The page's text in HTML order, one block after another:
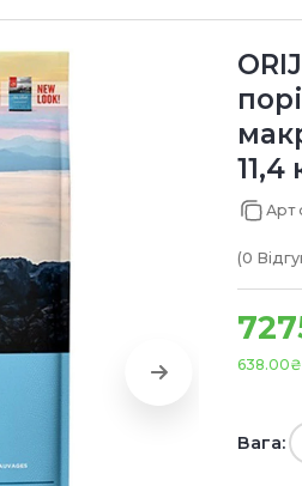
11,4
Арт
(0
638.00₴
Вага: